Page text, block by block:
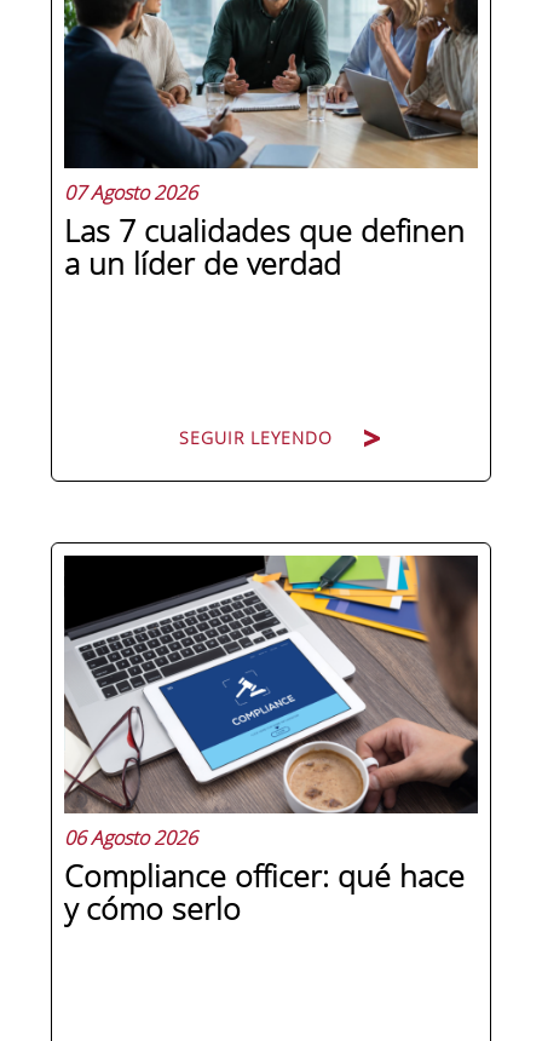
07 Agosto 2026
Las 7 cualidades que definen
a un líder de verdad
SEGUIR LEYENDO
Hay personas que ocupan puestos de
dirección y hay personas que lideran.
La diferencia no está en el cargo ni en
la antigüedad, sino en un conjunto de
competencias que se pueden
aprender, practicar y medir. Si te
preguntas qué separa a un directivo...
06 Agosto 2026
Compliance officer: qué hace
y cómo serlo